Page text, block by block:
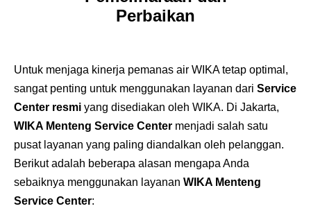
Perbaikan
Untuk menjaga kinerja pemanas air WIKA tetap optimal,
sangat penting untuk menggunakan layanan dari Service
Center resmi yang disediakan oleh WIKA. Di Jakarta,
WIKA Menteng Service Center menjadi salah satu
pusat layanan yang paling diandalkan oleh pelanggan.
Berikut adalah beberapa alasan mengapa Anda
sebaiknya menggunakan layanan WIKA Menteng
Service Center: